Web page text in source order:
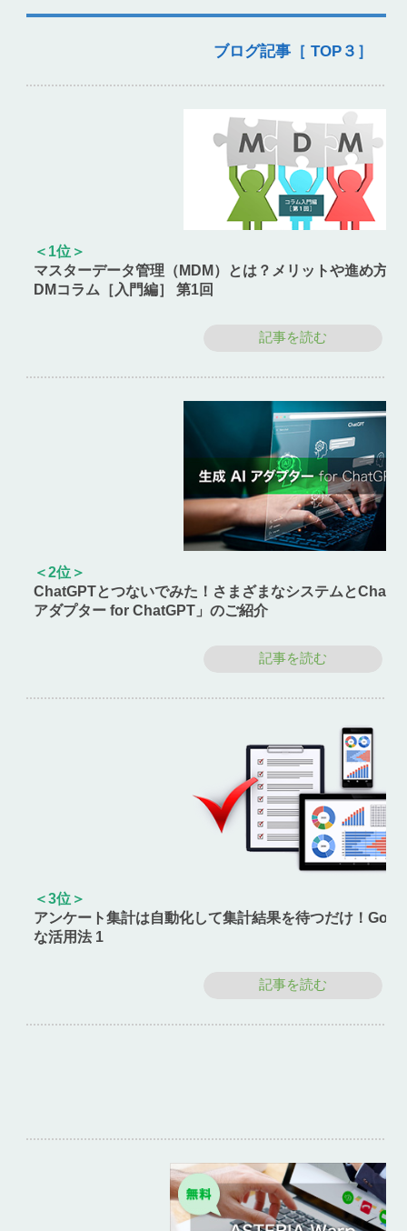
ブログ記事［ TOP３］
＜1位＞
マスターデータ管理（MDM）とは？メリットや進め方
DMコラム［入門編］ 第1回
記事を読む
＜2位＞
ChatGPTとつないでみた！さまざまなシステムと
アダプター for ChatGPT」のご紹介
記事を読む
＜3位＞
アンケート集計は自動化して集計結果を待つだけ！
な活用法 1
記事を読む